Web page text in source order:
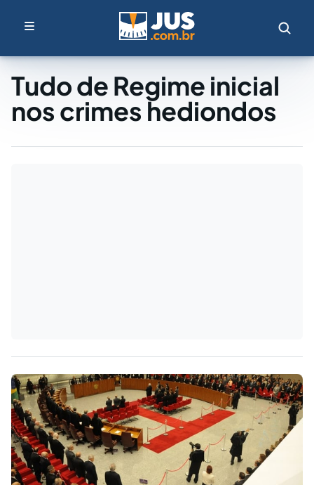
Tudo de Regime inicial
nos crimes hediondos